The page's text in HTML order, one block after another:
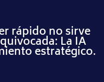
rápido no sirve
La IA
estratégico.